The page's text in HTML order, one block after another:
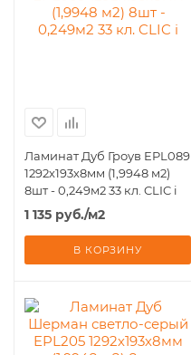
Ламинат Дуб Гроув EPL089
1292х193х8мм (1,9948 м2)
8шт - 0,249м2 33 кл. CLIC i
1 135 руб./м2
В КОРЗИНУ